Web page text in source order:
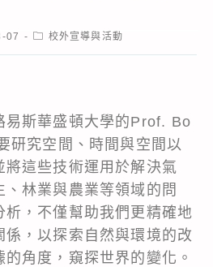
07
Post校外宣導與活動
易斯華盛頓大學的Prof. Bo
研究空間、時間與空間以
將這些技術運用於解決氣
林業與農業等領域的問
析，不僅幫助我們更精確地
係，以探索自然與環境的改
角度，窺探世界的變化。